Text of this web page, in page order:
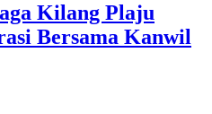
Kilang Plaju
Bersama Kanwil